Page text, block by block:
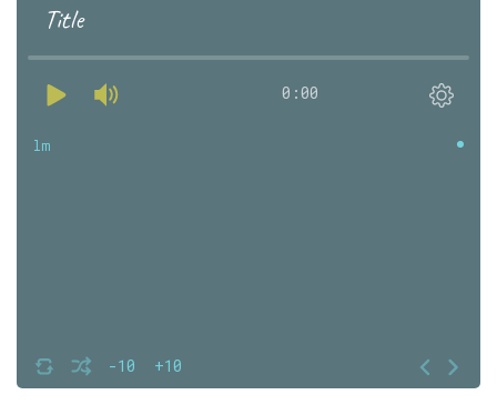
Title
0:00
-10 +10
lm